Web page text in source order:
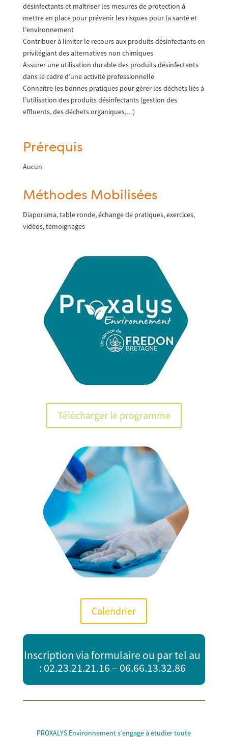
désinfectants et maîtriser les mesures de protection à
mettre en place pour prévenir les risques pour la santé et
l’environnement
Contribuer à limiter le recours aux produits désinfectants en
privilégiant des alternatives non chimiques
Assurer une utilisation durable des produits désinfectants
dans le cadre d’une activité professionnelle
Connaître les bonnes pratiques pour gérer les déchets liés à
l’utilisation des produits désinfectants (gestion des
effluents, des déchets organiques,…)
Prérequis
Aucun
Méthodes Mobilisées
Diaporama, table ronde, échange de pratiques, exercices,
vidéos, témoignages
Télécharger le programme
Calendrier
Inscriptionvia formulaire ou par tel au
: 02.23.21.21.16 – 06.66.13.32.86
PROXALYS Environnement s’engage à étudier toute